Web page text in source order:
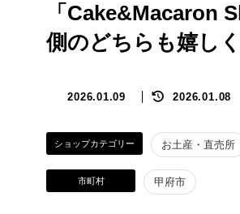
「Cake&Macaron
側のどちらも嬉し
2026.01.09
最
新
日
時
:
2026.01.08
ショップカテゴリー お土産・直売所
市町村 甲府市